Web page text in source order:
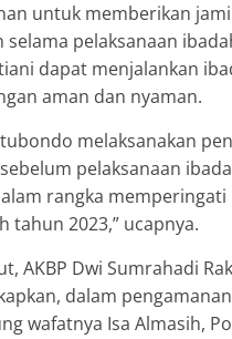
untuk memberikan
selama pelaksanaan
dapat menjalankan
aman dan nyaman.
melaksanakan
pelaksanaan
rangka memperingati
tahun 2023,” ucapnya.
AKBP Dwi Sumrahadi
dalam
wafatnya Isa Almasih,